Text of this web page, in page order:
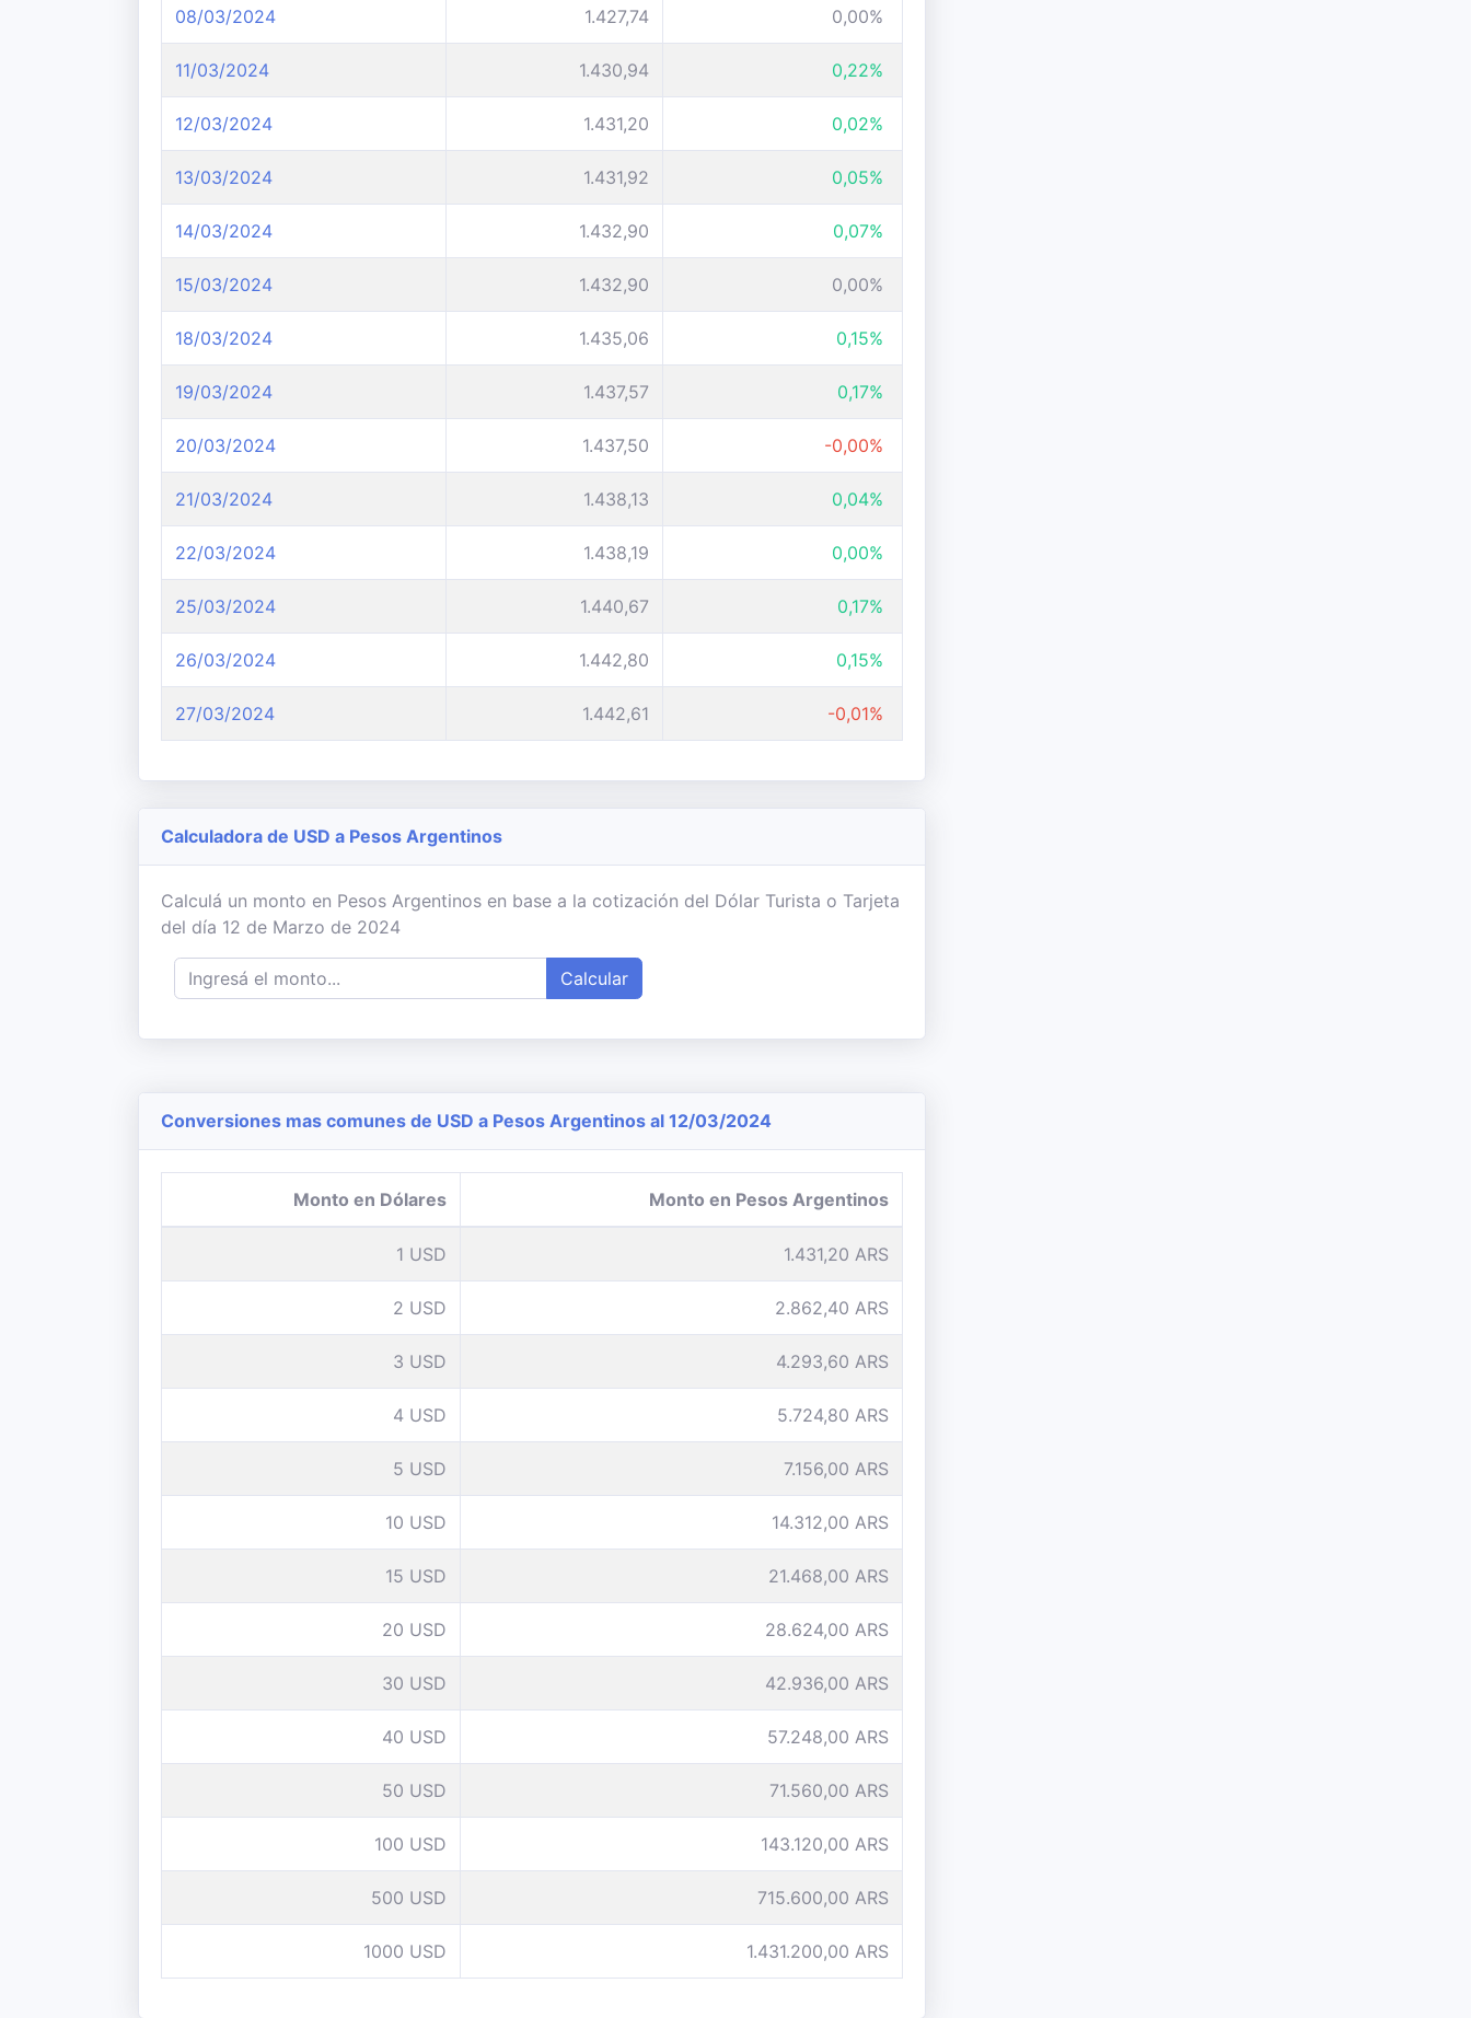
08/03/2024 1.427,74 0,00%
11/03/2024 1.430,94 0,22%
12/03/2024 1.431,20 0,02%
13/03/2024 1.431,92 0,05%
14/03/2024 1.432,90 0,07%
15/03/2024 1.432,90 0,00%
18/03/2024 1.435,06 0,15%
19/03/2024 1.437,57 0,17%
20/03/2024 1.437,50 -0,00%
21/03/2024 1.438,13 0,04%
22/03/2024 1.438,19 0,00%
25/03/2024 1.440,67 0,17%
26/03/2024 1.442,80 0,15%
27/03/2024 1.442,61 -0,01%
Calculadora de USD a Pesos Argentinos
Calculá un monto en Pesos Argentinos en base a la cotización del Dólar Turista o Tarjeta
del día 12 de Marzo de 2024
Calcular
Conversiones mas comunes de USD a Pesos Argentinos al 12/03/2024
Monto en Dólares Monto en Pesos Argentinos
1 USD 1.431,20 ARS
2 USD 2.862,40 ARS
3 USD 4.293,60 ARS
4 USD 5.724,80 ARS
5 USD 7.156,00 ARS
10 USD 14.312,00 ARS
15 USD 21.468,00 ARS
20 USD 28.624,00 ARS
30 USD 42.936,00 ARS
40 USD 57.248,00 ARS
50 USD 71.560,00 ARS
100 USD 143.120,00 ARS
500 USD 715.600,00 ARS
1000 USD 1.431.200,00 ARS